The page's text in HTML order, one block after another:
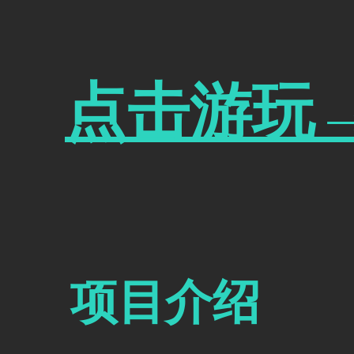
点击游
​项目介绍